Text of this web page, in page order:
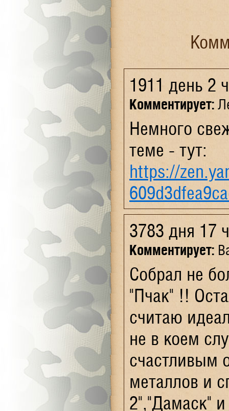
1911 день 2
Комментирует:
Немного
теме - тут:
https://
3783 дня 17
Комментирует:
Собрал не
"Пчак" !!
считаю
не в коем
счастливым
металлов и
2","Дамаск"